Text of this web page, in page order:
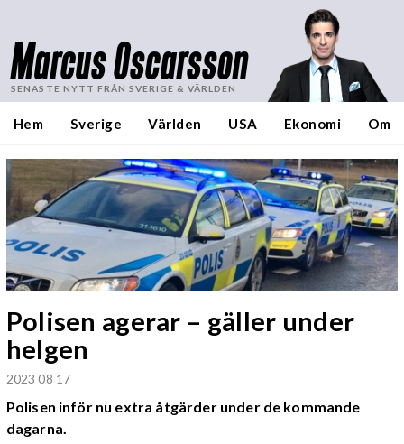
Marcus Oscarsson
SENASTE NYTT FRÅN SVERIGE & VÄRLDEN
Hem Sverige Världen USA Ekonomi Om
Polisen agerar – gäller under
helgen
2023 08 17
Polisen inför nu extra åtgärder under de kommande
dagarna.